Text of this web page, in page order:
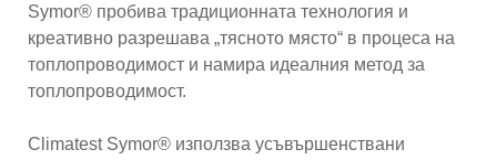
Symor® пробива традиционната технология и
креативно разрешава „тясното място“ в процеса на
топлопроводимост и намира идеалния метод за
топлопроводимост.
Climatest Symor® използва усъвършенствани